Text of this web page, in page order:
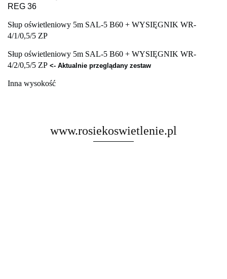
REG 36
Słup oświetleniowy 5m SAL-5 B60 + WYSIĘGNIK WR-
4/1/0,5/5 ZP
Słup oświetleniowy 5m SAL-5 B60 + WYSIĘGNIK WR-
4/2/0,5/5 ZP <- Aktualnie przeglądany zestaw
Inna wysokość
www.rosiekoswietlenie.pl